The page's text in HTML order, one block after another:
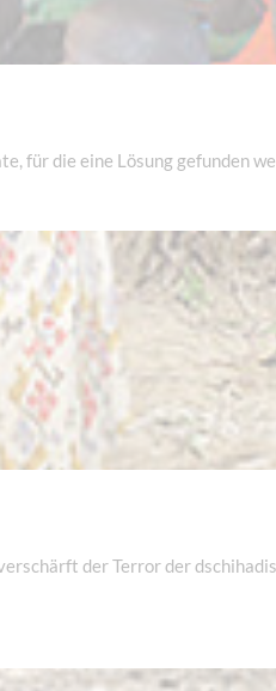
für die eine Lösung gefunden
der Terror der